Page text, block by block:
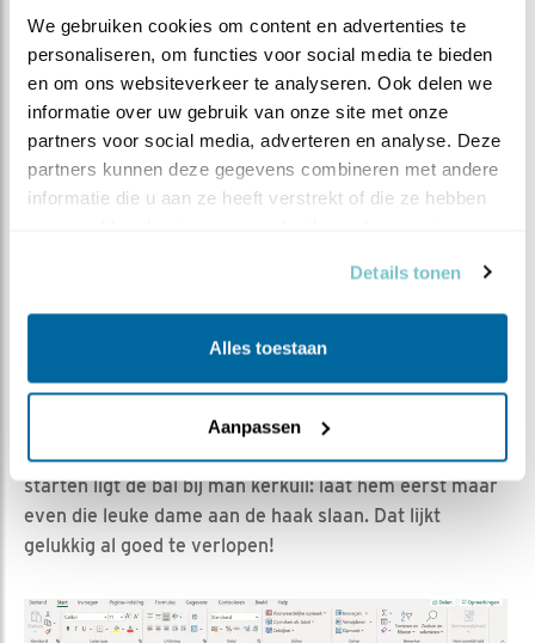
We gebruiken cookies om content en advertenties te
personaliseren, om functies voor social media te bieden
en om ons websiteverkeer te analyseren. Ook delen we
informatie over uw gebruik van onze site met onze
partners voor social media, adverteren en analyse. Deze
partners kunnen deze gegevens combineren met andere
informatie die u aan ze heeft verstrekt of die ze hebben
Details tonen
Alles toestaan
Aanpassen
opgeschreven dat het voor iedereen goed te begrijpen
is. Het laatste nummer van ‘Uilen’ is te bestellen via de
website van
. Ik raad het iedereen aan:
reuzeinteressant en door het tijdschrift te kopen help je
ook nog eens de uilenwerkgroepen die met hart en ziel
onze uilen beschermen.
altijd dat er veel is wat we nog niet weten en dat er dus
zullen we dan ook doen. Ook dit jaar gaan we de
kerkuilen weer uitgebreid volgen en kijken hoe we de
gegevens kunnen gebruiken. Om het onderzoek te
starten ligt de bal bij man kerkuil: laat hem eerst maar
even die leuke dame aan de haak slaan. Dat lijkt
gelukkig al goed te verlopen!